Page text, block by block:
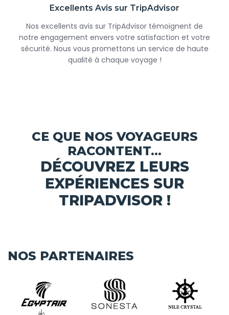
Excellents Avis sur TripAdvisor
Nos excellents avis sur TripAdvisor témoignent de
notre engagement envers votre satisfaction et votre
sécurité. Nous vous promettons un service de haute
qualité à chaque voyage !
CE QUE NOS VOYAGEURS
RACONTENT...
DÉCOUVREZ LEURS
EXPÉRIENCES SUR
TRIPADVISOR !
NOS PARTENAIRES